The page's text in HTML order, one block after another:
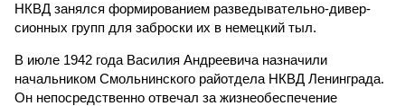
НКВД занялся формированием разведывательно-дивер-
сионных групп для заброски их в немецкий тыл.
В июле 1942 года Василия Андреевича назначили
начальником Смольнинского райотдела НКВД Ленинграда.
Он непосредственно отвечал за жизнеобеспечение